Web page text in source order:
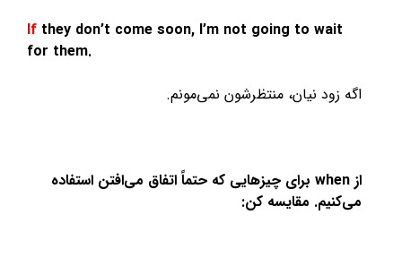
If they don’t come soon, I’m not going to wait
for them.
اگه زود نیان، منتظرشون نمی‌مونم.
از when برای چیزهایی که حتماً اتفاق می‌افتن استفاده
می‌کنیم. مقایسه کن: